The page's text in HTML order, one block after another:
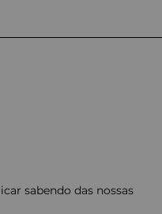
sabendo das nossas